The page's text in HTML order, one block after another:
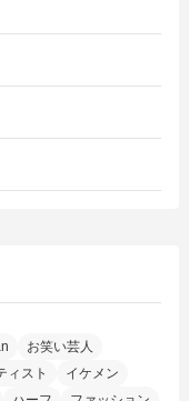
お笑い芸人
ィスト
イケメン